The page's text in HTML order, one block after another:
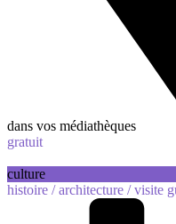
dans vos médiathèques
gratuit
culture
histoire /architecture /visite